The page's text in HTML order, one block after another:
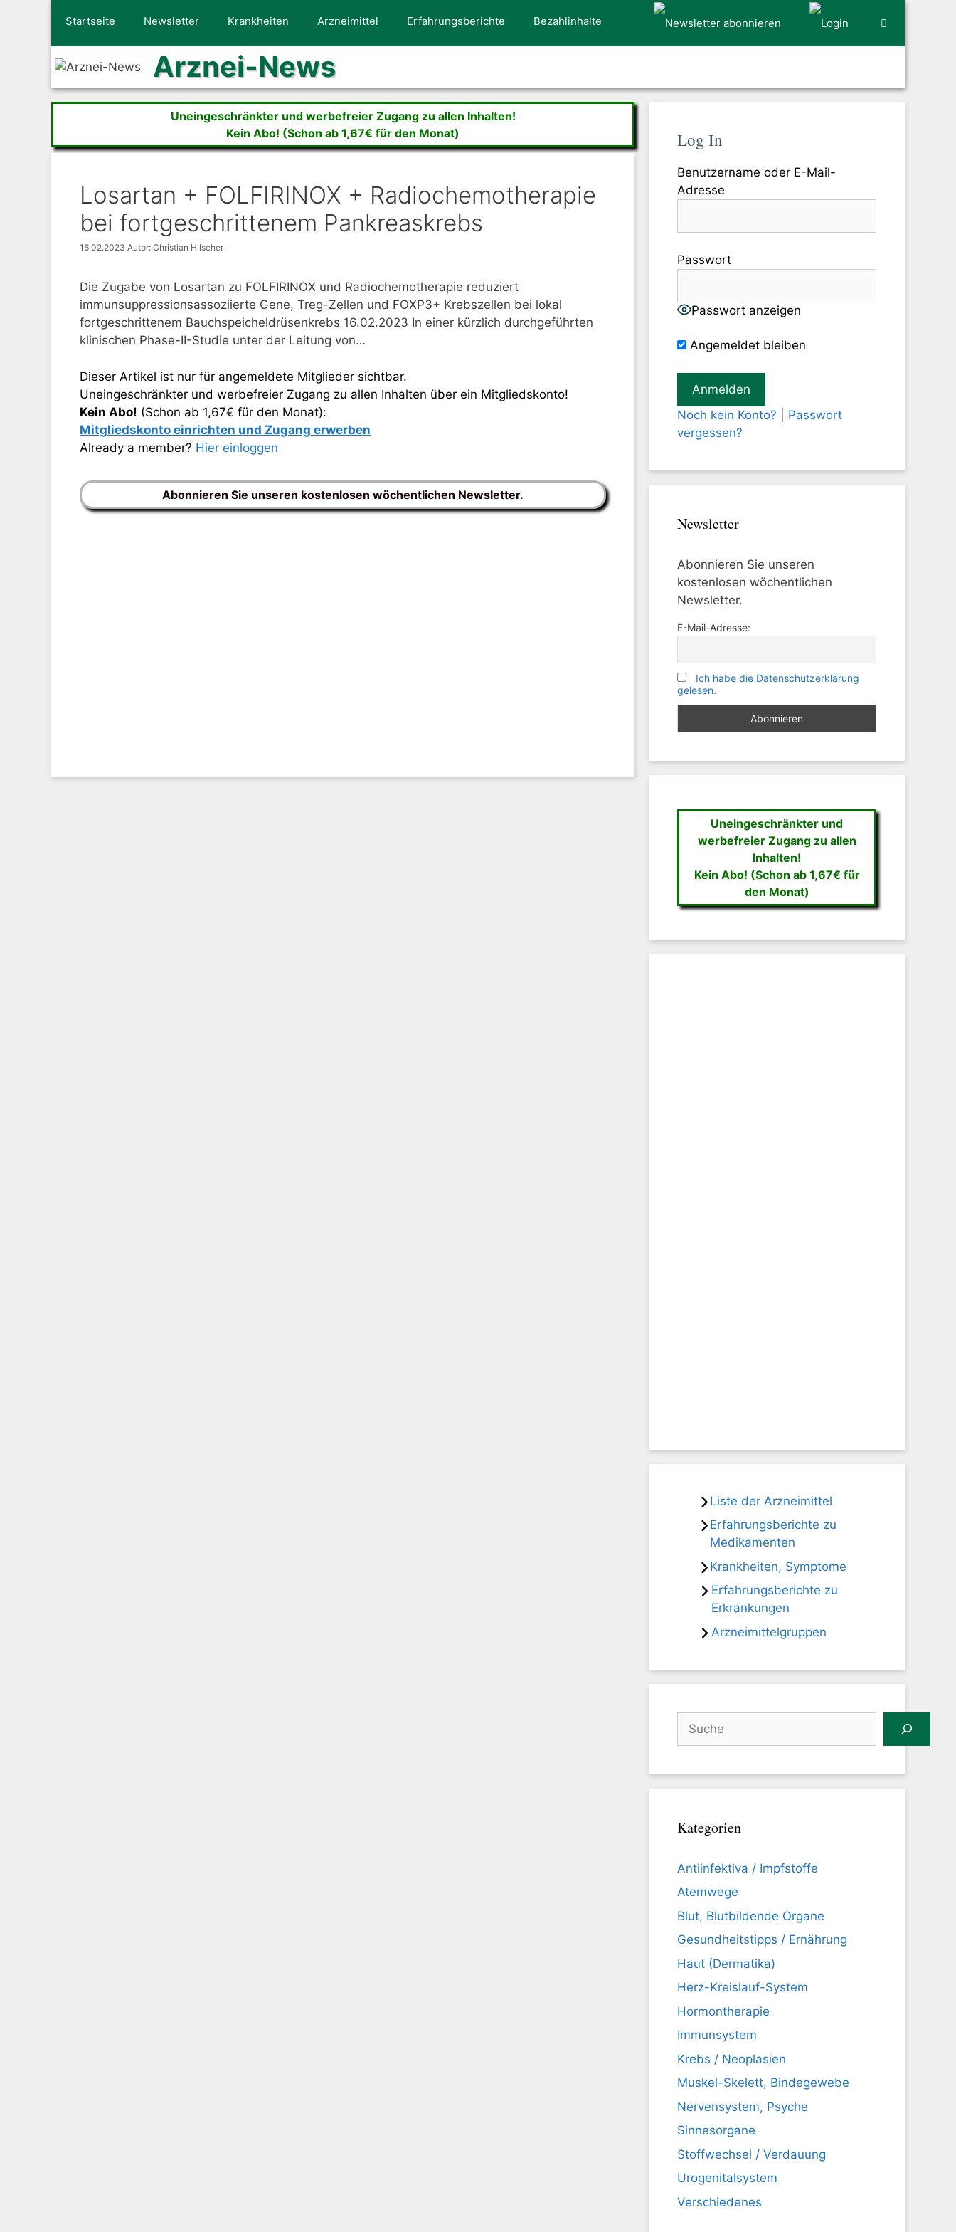
Startseite Newsletter Krankheiten Arzneimittel Erfahrungsberichte Bezahlinhalte
Arznei-News
Uneingeschränkter und werbefreier Zugang zu allen Inhalten!
Kein Abo! (Schon ab 1,67€ für den Monat)
Losartan + FOLFIRINOX + Radiochemotherapie
bei fortgeschrittenem Pankreaskrebs
16.02.2023 Autor: Christian Hilscher
Die Zugabe von Losartan zu FOLFIRINOX und Radiochemotherapie reduziert
immunsuppressionsassoziierte Gene, Treg-Zellen und FOXP3+ Krebszellen bei lokal
fortgeschrittenem Bauchspeicheldrüsenkrebs 16.02.2023 In einer kürzlich durchgeführten
klinischen Phase-II-Studie unter der Leitung von…
Dieser Artikel ist nur für angemeldete Mitglieder sichtbar.
Uneingeschränkter und werbefreier Zugang zu allen Inhalten über ein Mitgliedskonto!
Kein Abo! (Schon ab 1,67€ für den Monat):
Mitgliedskonto einrichten und Zugang erwerben
Already a member? Hier einloggen
Abonnieren Sie unseren kostenlosen wöchentlichen Newsletter.
Log In
Benutzername oder E-Mail-
Adresse
Passwort
Passwort anzeigen
Angemeldet bleiben
Noch kein Konto?
Passwort
vergessen?
Newsletter
Abonnieren Sie unseren
kostenlosen wöchentlichen
Newsletter.
E-Mail-Adresse:
Ich habe die Datenschutzerklärung
gelesen.
Uneingeschränkter und
werbefreier Zugang zu allen
Inhalten!
Kein Abo! (Schon ab 1,67€ für
den Monat)
Liste der Arzneimittel
Erfahrungsberichte zu
Medikamenten
Krankheiten, Symptome
Erfahrungsberichte zu
Erkrankungen
Arzneimittelgruppen
Kategorien
Antiinfektiva / Impfstoffe
Atemwege
Blut, Blutbildende Organe
Gesundheitstipps / Ernährung
Haut (Dermatika)
Herz-Kreislauf-System
Hormontherapie
Immunsystem
Krebs / Neoplasien
Muskel-Skelett, Bindegewebe
Nervensystem, Psyche
Sinnesorgane
Stoffwechsel / Verdauung
Urogenitalsystem
Verschiedenes